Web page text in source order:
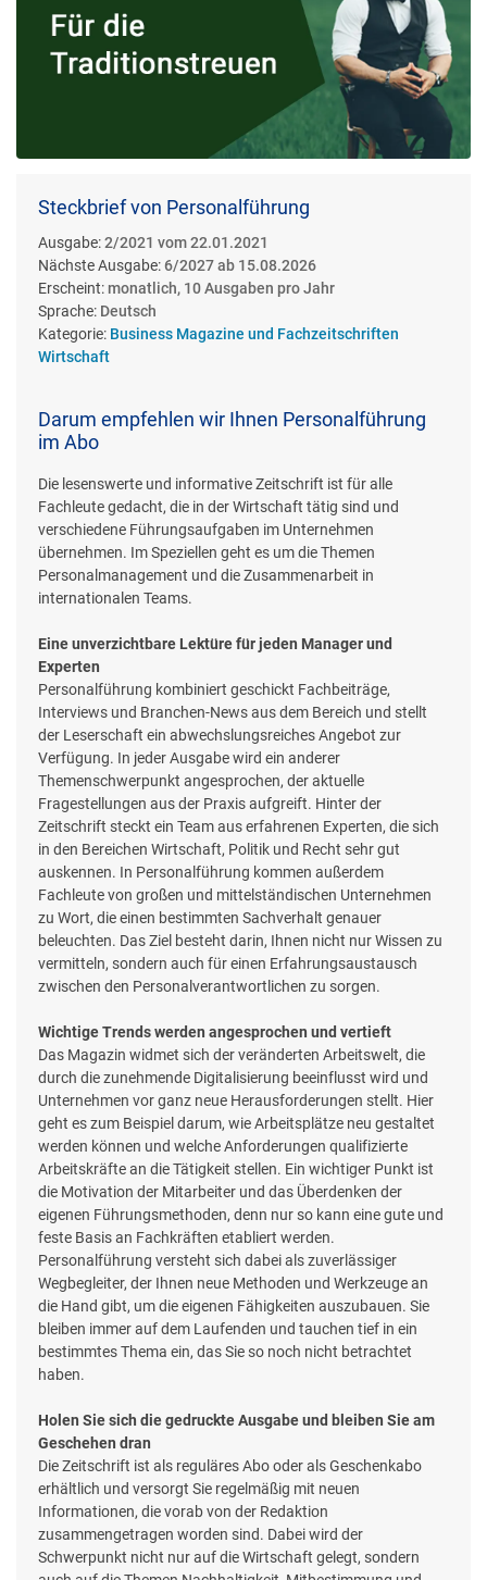
Steckbrief von Personalführung
Ausgabe:2/2021 vom 22.01.2021
Nächste Ausgabe:6/2027 ab 15.08.2026
Erscheint: monatlich, 10 Ausgaben pro Jahr
Sprache: Deutsch
Kategorie: Business Magazine und Fachzeitschriften
Wirtschaft
Darum empfehlen wir Ihnen Personalführung
im Abo
Die lesenswerte und informative Zeitschrift ist für alle
Fachleute gedacht, die in der Wirtschaft tätig sind und
verschiedene Führungsaufgaben im Unternehmen
übernehmen. Im Speziellen geht es um die Themen
Personalmanagement und die Zusammenarbeit in
internationalen Teams.
Eine unverzichtbare Lektüre für jeden Manager und
Experten
Personalführung kombiniert geschickt Fachbeiträge,
Interviews und Branchen-News aus dem Bereich und stellt
der Leserschaft ein abwechslungsreiches Angebot zur
Verfügung. In jeder Ausgabe wird ein anderer
Themenschwerpunkt angesprochen, der aktuelle
Fragestellungen aus der Praxis aufgreift. Hinter der
Zeitschrift steckt ein Team aus erfahrenen Experten, die sich
in den Bereichen Wirtschaft, Politik und Recht sehr gut
auskennen. In Personalführung kommen außerdem
Fachleute von großen und mittelständischen Unternehmen
zu Wort, die einen bestimmten Sachverhalt genauer
beleuchten. Das Ziel besteht darin, Ihnen nicht nur Wissen zu
vermitteln, sondern auch für einen Erfahrungsaustausch
zwischen den Personalverantwortlichen zu sorgen.
Wichtige Trends werden angesprochen und vertieft
Das Magazin widmet sich der veränderten Arbeitswelt, die
durch die zunehmende Digitalisierung beeinflusst wird und
Unternehmen vor ganz neue Herausforderungen stellt. Hier
geht es zum Beispiel darum, wie Arbeitsplätze neu gestaltet
werden können und welche Anforderungen qualifizierte
Arbeitskräfte an die Tätigkeit stellen. Ein wichtiger Punkt ist
die Motivation der Mitarbeiter und das Überdenken der
eigenen Führungsmethoden, denn nur so kann eine gute und
feste Basis an Fachkräften etabliert werden.
Personalführung versteht sich dabei als zuverlässiger
Wegbegleiter, der Ihnen neue Methoden und Werkzeuge an
die Hand gibt, um die eigenen Fähigkeiten auszubauen. Sie
bleiben immer auf dem Laufenden und tauchen tief in ein
bestimmtes Thema ein, das Sie so noch nicht betrachtet
haben.
Holen Sie sich die gedruckte Ausgabe und bleiben Sie am
Geschehen dran
Die Zeitschrift ist als reguläres Abo oder als Geschenkabo
erhältlich und versorgt Sie regelmäßig mit neuen
Informationen, die vorab von der Redaktion
zusammengetragen worden sind. Dabei wird der
Schwerpunkt nicht nur auf die Wirtschaft gelegt, sondern